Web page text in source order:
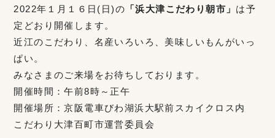
2022年１月１６日(日)の 「浜大津こだわり朝市」 は予
定どおり開催します。
近江のこだわり、名産いろいろ、美味しいもんがいっ
ぱい。
みなさまのご来場をお待ちしております。
開催時間：午前8時～正午
開催場所：京阪電車びわ湖浜大駅前スカイクロス内
こだわり大津百町市運営委員会